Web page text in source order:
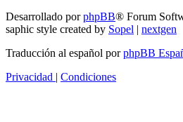
Desarrollado porphpBB® Forum
saphic style created by Sopel | nextgen
Traducción al español porphpBB
Privacidad | Condiciones